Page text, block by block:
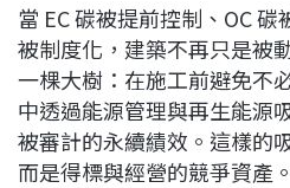
當 EC 碳被提前控制、OC
被制度化，建築不再只是被
一棵大樹：在施工前避免不
中透過能源管理與再生能源
被審計的永續績效。這樣的
而是得標與經營的競爭資產。